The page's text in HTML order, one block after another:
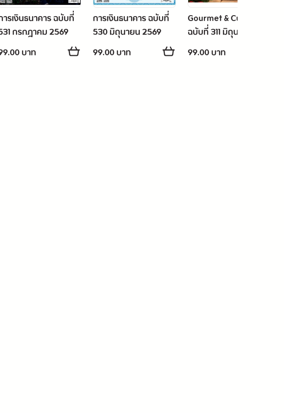
รเงินธนาคาร ฉบับที่
กรกฎาคม 2569
บาท
การเงินธนาคาร ฉบับที่
530 มิถุนายน 2569
99.00 บาท
Gourmet & Cuisine
ฉบับที่ 311 มิถุนายน
2569
99.00 บาท